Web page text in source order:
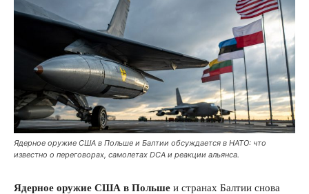
Ядерное оружие США в Польше и Балтии обсуждается в НАТО: что
известно о переговорах, самолетах DCA и реакции альянса.
Ядерное оружие США в Польше и странах Балтии снова